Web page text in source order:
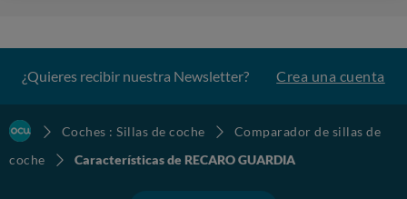
¿Quieres recibir nuestra Newsletter? Crea una cuenta
Coches : Sillas de coche
Comparador de sillas de
coche
Características de RECARO GUARDIA